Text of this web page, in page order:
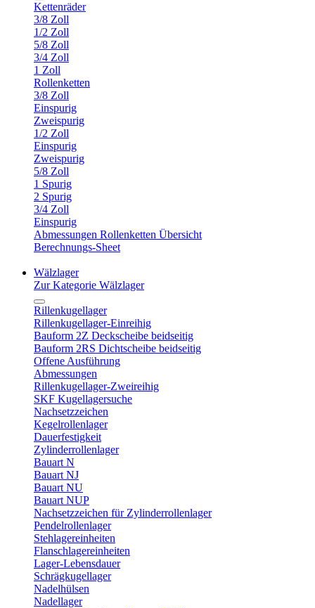
Kettenräder
3/8 Zoll
1/2 Zoll
5/8 Zoll
3/4 Zoll
1 Zoll
Rollenketten
3/8 Zoll
Einspurig
Zweispurig
1/2 Zoll
Einspurig
Zweispurig
5/8 Zoll
1 Spurig
2 Spurig
3/4 Zoll
Einspurig
Abmessungen Rollenketten Übersicht
Berechnungs-Sheet
Wälzlager
Zur Kategorie Wälzlager
Rillenkugellager
Rillenkugellager-Einreihig
Bauform 2Z Deckscheibe beidseitig
Bauform 2RS Dichtscheibe beidseitig
Offene Ausführung
Abmessungen
Rillenkugellager-Zweireihig
SKF Kugellagersuche
Nachsetzzeichen
Kegelrollenlager
Dauerfestigkeit
Zylinderrollenlager
Bauart N
Bauart NJ
Bauart NU
Bauart NUP
Nachsetzzeichen für Zylinderrollenlager
Pendelrollenlager
Stehlagereinheiten
Flanschlagereinheiten
Lager-Lebensdauer
Schrägkugellager
Nadelhülsen
Nadellager